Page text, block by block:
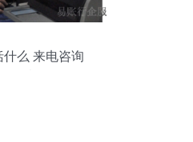
么 来电咨询